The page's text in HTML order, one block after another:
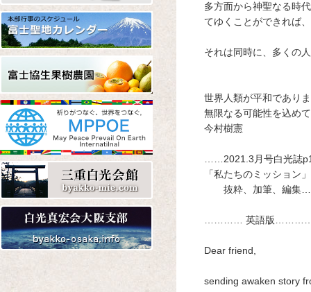
多方面から神聖なる時
てゆくことができれば
それは同時に、多くの
世界人類が平和であり
無限なる可能性を込めて
今村樹憲
……2021.3月号白光誌
「私たちのミッション
抜粋、加筆、編集
………… 英語版
Dear friend,
sending awaken story
Amazon 楽天 Yahoo!
Amazon 楽天 Yahoo!